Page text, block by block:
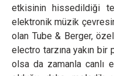
etkisinin hissedildiği
elektronik müzik
olan Tube & Berger,
electro tarzına yakın
olsa da zamanla canlı